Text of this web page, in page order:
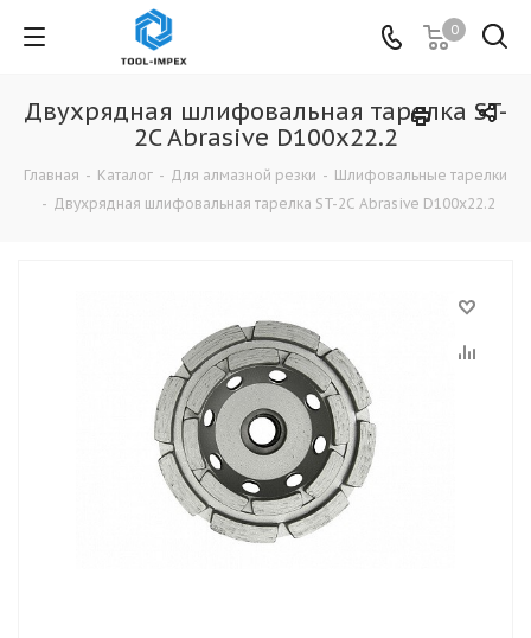
0
Двухрядная шлифовальная тарелка ST-
2C Abrasive D100х22.2
Главная - Каталог - Для алмазной резки - Шлифовальные тарелки
- Двухрядная шлифовальная тарелка ST-2C Abrasive D100х22.2